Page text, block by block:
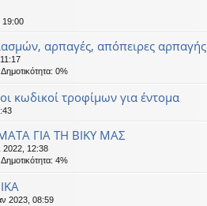
19:00
αρπαγές, απόπειρες αρπαγής
Δημοτικότητα: 0%
κωδικοί τροφίμων για έντομα
ΓΙΑ ΤΗ ΒΙΚΥ ΜΑΣ
2022, 12:38
Δημοτικότητα: 4%
2023, 08:59